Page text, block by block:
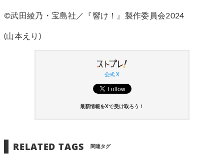
©武田綾乃・宝島社／『響け！』製作委員会2024
(山本えり)
公式 X
最新情報をXで受け取ろう！
RELATED TAGS 関連タグ